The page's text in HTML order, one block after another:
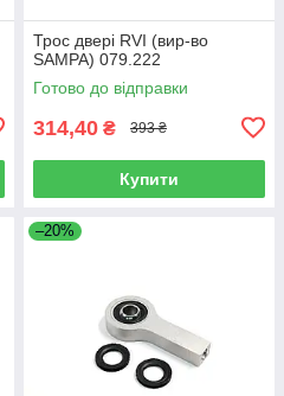
Трос двері RVI (вир-во
SAMPA) 079.222
Готово до відправки
314,40 ₴ 393 ₴
Купити
–20%